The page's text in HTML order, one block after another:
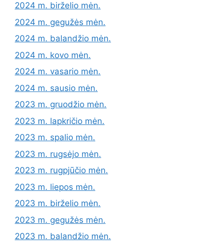
2024 m. birželio mėn.
2024 m. gegužės mėn.
2024 m. balandžio mėn.
2024 m. kovo mėn.
2024 m. vasario mėn.
2024 m. sausio mėn.
2023 m. gruodžio mėn.
2023 m. lapkričio mėn.
2023 m. spalio mėn.
2023 m. rugsėjo mėn.
2023 m. rugpjūčio mėn.
2023 m. liepos mėn.
2023 m. birželio mėn.
2023 m. gegužės mėn.
2023 m. balandžio mėn.